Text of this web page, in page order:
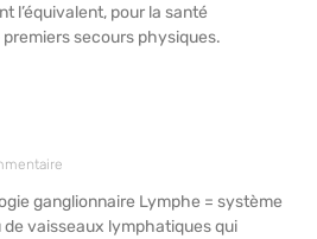
l’équivalent, pour la santé
secours physiques.
ganglionnaire Lymphe = système
vaisseaux lymphatiques qui